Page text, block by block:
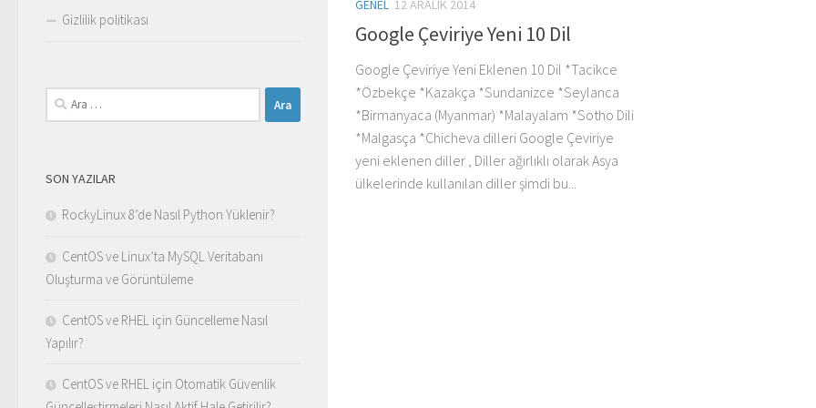
GENEL 12 ARALIK 2014
Google Çeviriye Yeni 10 Dil
Google Çeviriye Yeni Eklenen 10 Dil *Tacikce
*Özbekçe *Kazakça *Sundanizce *Seylanca
*Birmanyaca (Myanmar) *Malayalam *Sotho Dili
*Malgasça *Chicheva dilleri Google Çeviriye
yeni eklenen diller , Diller ağırlıklı olarak Asya
ülkelerinde kullanılan diller şimdi bu...
Gizlilik politikası
Arama:
SON YAZILAR
RockyLinux 8’de Nasıl Python Yüklenir?
CentOS ve Linux’ta MySQL Veritabanı
Oluşturma ve Görüntüleme
CentOS ve RHEL için Güncelleme Nasıl
Yapılır?
CentOS ve RHEL için Otomatik Güvenlik